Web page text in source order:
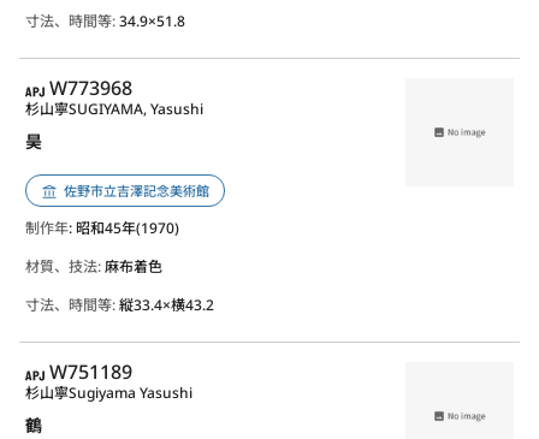
寸法、時間等:34.9×51.8
APJ
W773968
昊
杉山寧SUGIYAMA, Yasushi
佐野市立吉澤記念美術館
制作年: 昭和45年(1970)
材質、技法:麻布着色
寸法、時間等:縦33.4×横43.2
APJ
W751189
鶴
杉山寧Sugiyama Yasushi